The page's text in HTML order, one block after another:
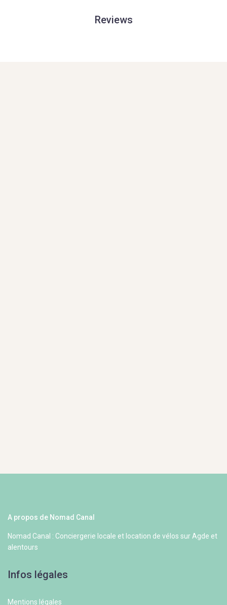
Reviews
A propos de Nomad Canal
Nomad Canal : Conciergerie locale et location de vélos sur Agde et
alentours
Infos légales
Mentions légales